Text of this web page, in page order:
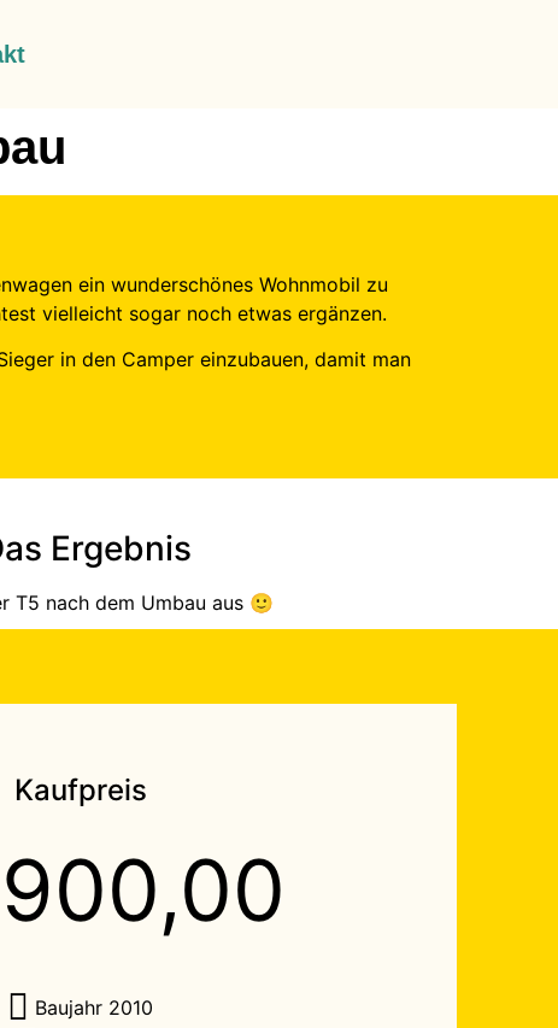
ein wunderschönes Wohnmobil zu
vielleicht sogar noch etwas ergänzen.
in den Camper einzubauen, damit man
Ergebnis
T5 nach dem Umbau aus 🙂
Kaufpreis
Baujahr 2010